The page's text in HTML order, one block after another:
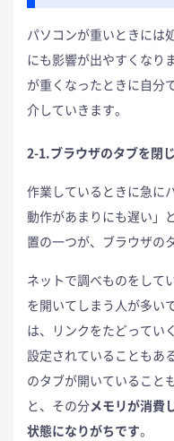
パソコンが重いときには
にも影響が出やすくなり
が重くなったときに自分
介していきます。
2-1.ブラウザのタブを閉
作業しているときに急に
動作があまりにも遅い」
置の一つが、ブラウザの
ネットで調べものをして
を開いてしまう人が多い
は、リンクをたどってい
設定されていることもあ
のタブが開いていること
と、その分メモリが消費
状態になりがちです。